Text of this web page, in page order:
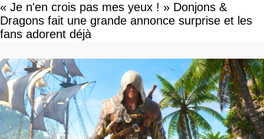
« Je n'en crois pas mes yeux ! » Donjons &
Dragons fait une grande annonce surprise et les
fans adorent déjà